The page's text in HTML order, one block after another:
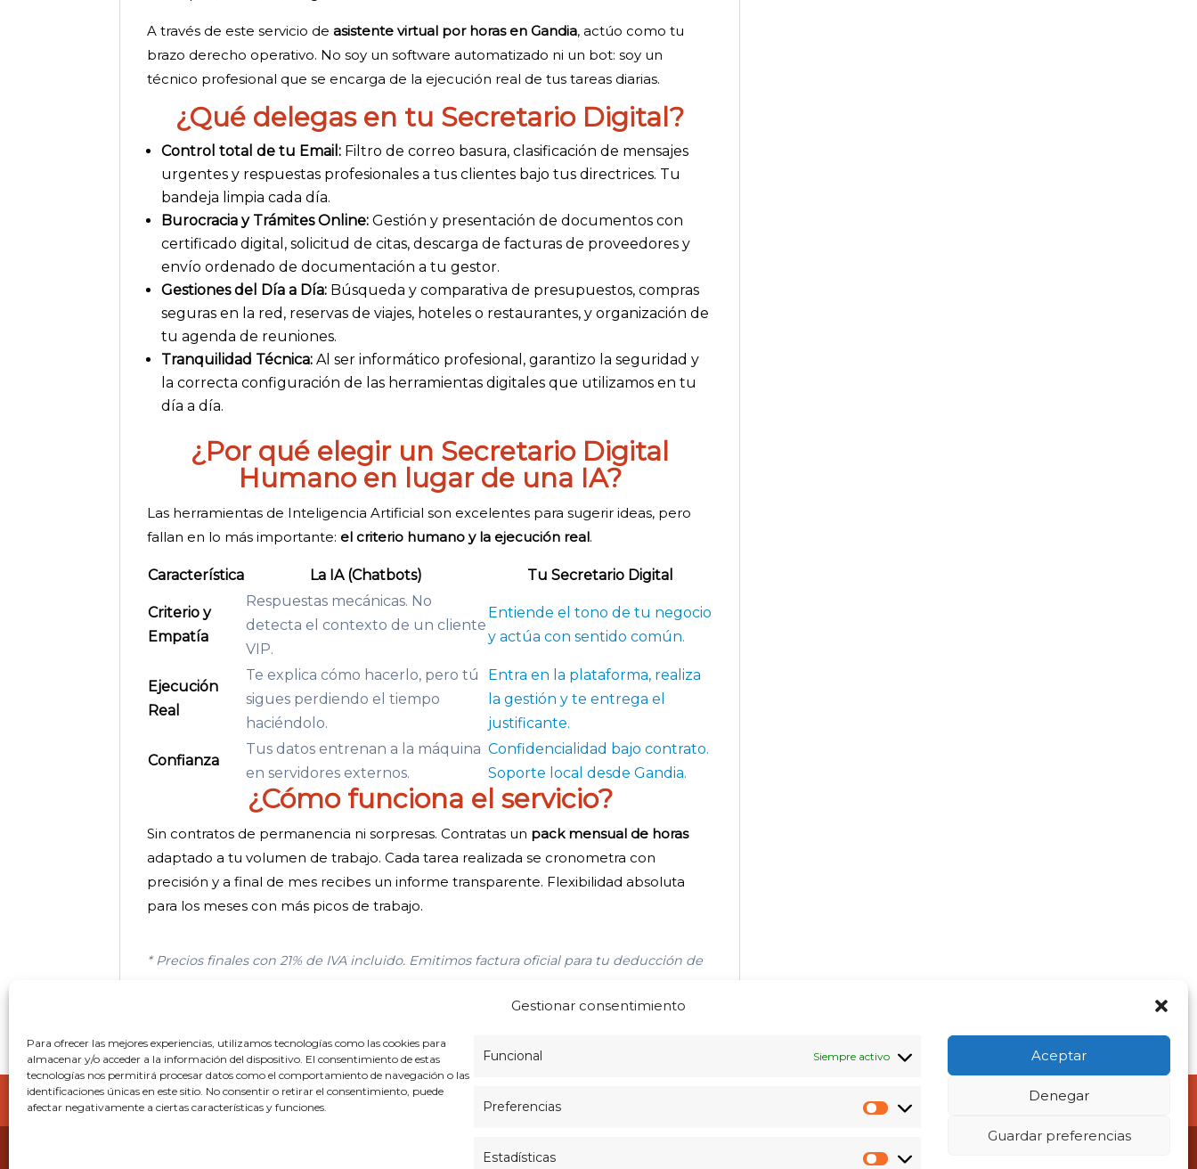
Gestionar consentimiento
Para ofrecer las mejores experiencias, utilizamos tecnologías como las cookies para
almacenar y/o acceder a la información del dispositivo. El consentimiento de estas
tecnologías nos permitirá procesar datos como el comportamiento de navegación o las
identificaciones únicas en este sitio. No consentir o retirar el consentimiento, puede
afectar negativamente a ciertas características y funciones.
Funcional Siempre activo
Preferencias
Preferencias
Estadísticas
Aceptar
Denegar
Guardar preferencias
A través de este servicio de asistente virtual por horas en Gandia, actúo como tu
brazo derecho operativo. No soy un software automatizado ni un bot: soy un
técnico profesional que se encarga de la ejecución real de tus tareas diarias.
¿Qué delegas en tu Secretario Digital?
Control total de tu Email: Filtro de correo basura, clasificación de mensajes
urgentes y respuestas profesionales a tus clientes bajo tus directrices. Tu
bandeja limpia cada día.
Burocracia y Trámites Online: Gestión y presentación de documentos con
certificado digital, solicitud de citas, descarga de facturas de proveedores y
envío ordenado de documentación a tu gestor.
Gestiones del Día a Día: Búsqueda y comparativa de presupuestos, compras
seguras en la red, reservas de viajes, hoteles o restaurantes, y organización de
tu agenda de reuniones.
Tranquilidad Técnica: Al ser informático profesional, garantizo la seguridad y
la correcta configuración de las herramientas digitales que utilizamos en tu
día a día.
¿Por qué elegir un Secretario Digital
Humano en lugar de una IA?
Las herramientas de Inteligencia Artificial son excelentes para sugerir ideas, pero
fallan en lo más importante: el criterio humano y la ejecución real.
Característica La IA (Chatbots) Tu Secretario Digital
Criterio y
Empatía
Respuestas mecánicas. No
detecta el contexto de un cliente
VIP.
Entiende el tono de tu negocio
y actúa con sentido común.
Ejecución
Real
Te explica cómo hacerlo, pero tú
sigues perdiendo el tiempo
haciéndolo.
Entra en la plataforma, realiza
la gestión y te entrega el
justificante.
Confianza
Tus datos entrenan a la máquina
en servidores externos.
Confidencialidad bajo contrato.
Soporte local desde Gandia.
¿Cómo funciona el servicio?
Sin contratos de permanencia ni sorpresas. Contratas un pack mensual de horas
adaptado a tu volumen de trabajo. Cada tarea realizada se cronometra con
precisión y a final de mes recibes un informe transparente. Flexibilidad absoluta
para los meses con más picos de trabajo.
* Precios finales con 21% de IVA incluido. Emitimos factura oficial para tu deducción de
Inicio Aviso Legal | Términos y condiciones Política de cookies (UE) Mi cuenta